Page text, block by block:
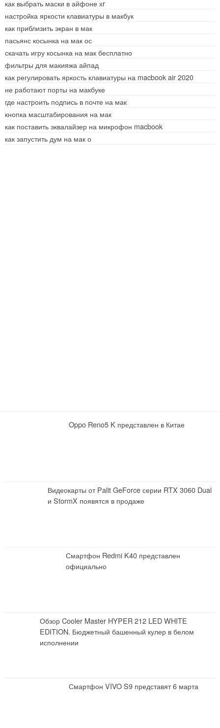
как выбрать маски в айфоне хr
настройка яркости клавиатуры в макбук
как приблизить экран в мак
пасьянс косынка на мак ос
скачать игру косынка на мак бесплатно
фильтры для макияжа айпад
как регулировать яркость клавиатуры на macbook air 2020
не работают порты на макбуке
где настроить подпись в почте на мак
кнопка масштабирования на мак
как поставить эквалайзер на микрофон macbook
как запустить дум на мак о
Oppo Reno5 K представлен в Китае
Видеокарты от Palit GeForce серии RTX 3060 Dual
и StormX появятся в продаже
Смартфон Redmi K40 представлен
официально
Обзор Cooler Master HYPER 212 LED WHITE
EDITION. Бюджетный башенный кулер в белом
исполнении
Смартфон VIVO S9 представят 6 марта